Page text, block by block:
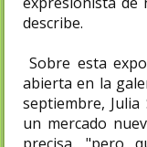
describe.
Sobre esta
abierta en la
septiembre,
un mercado